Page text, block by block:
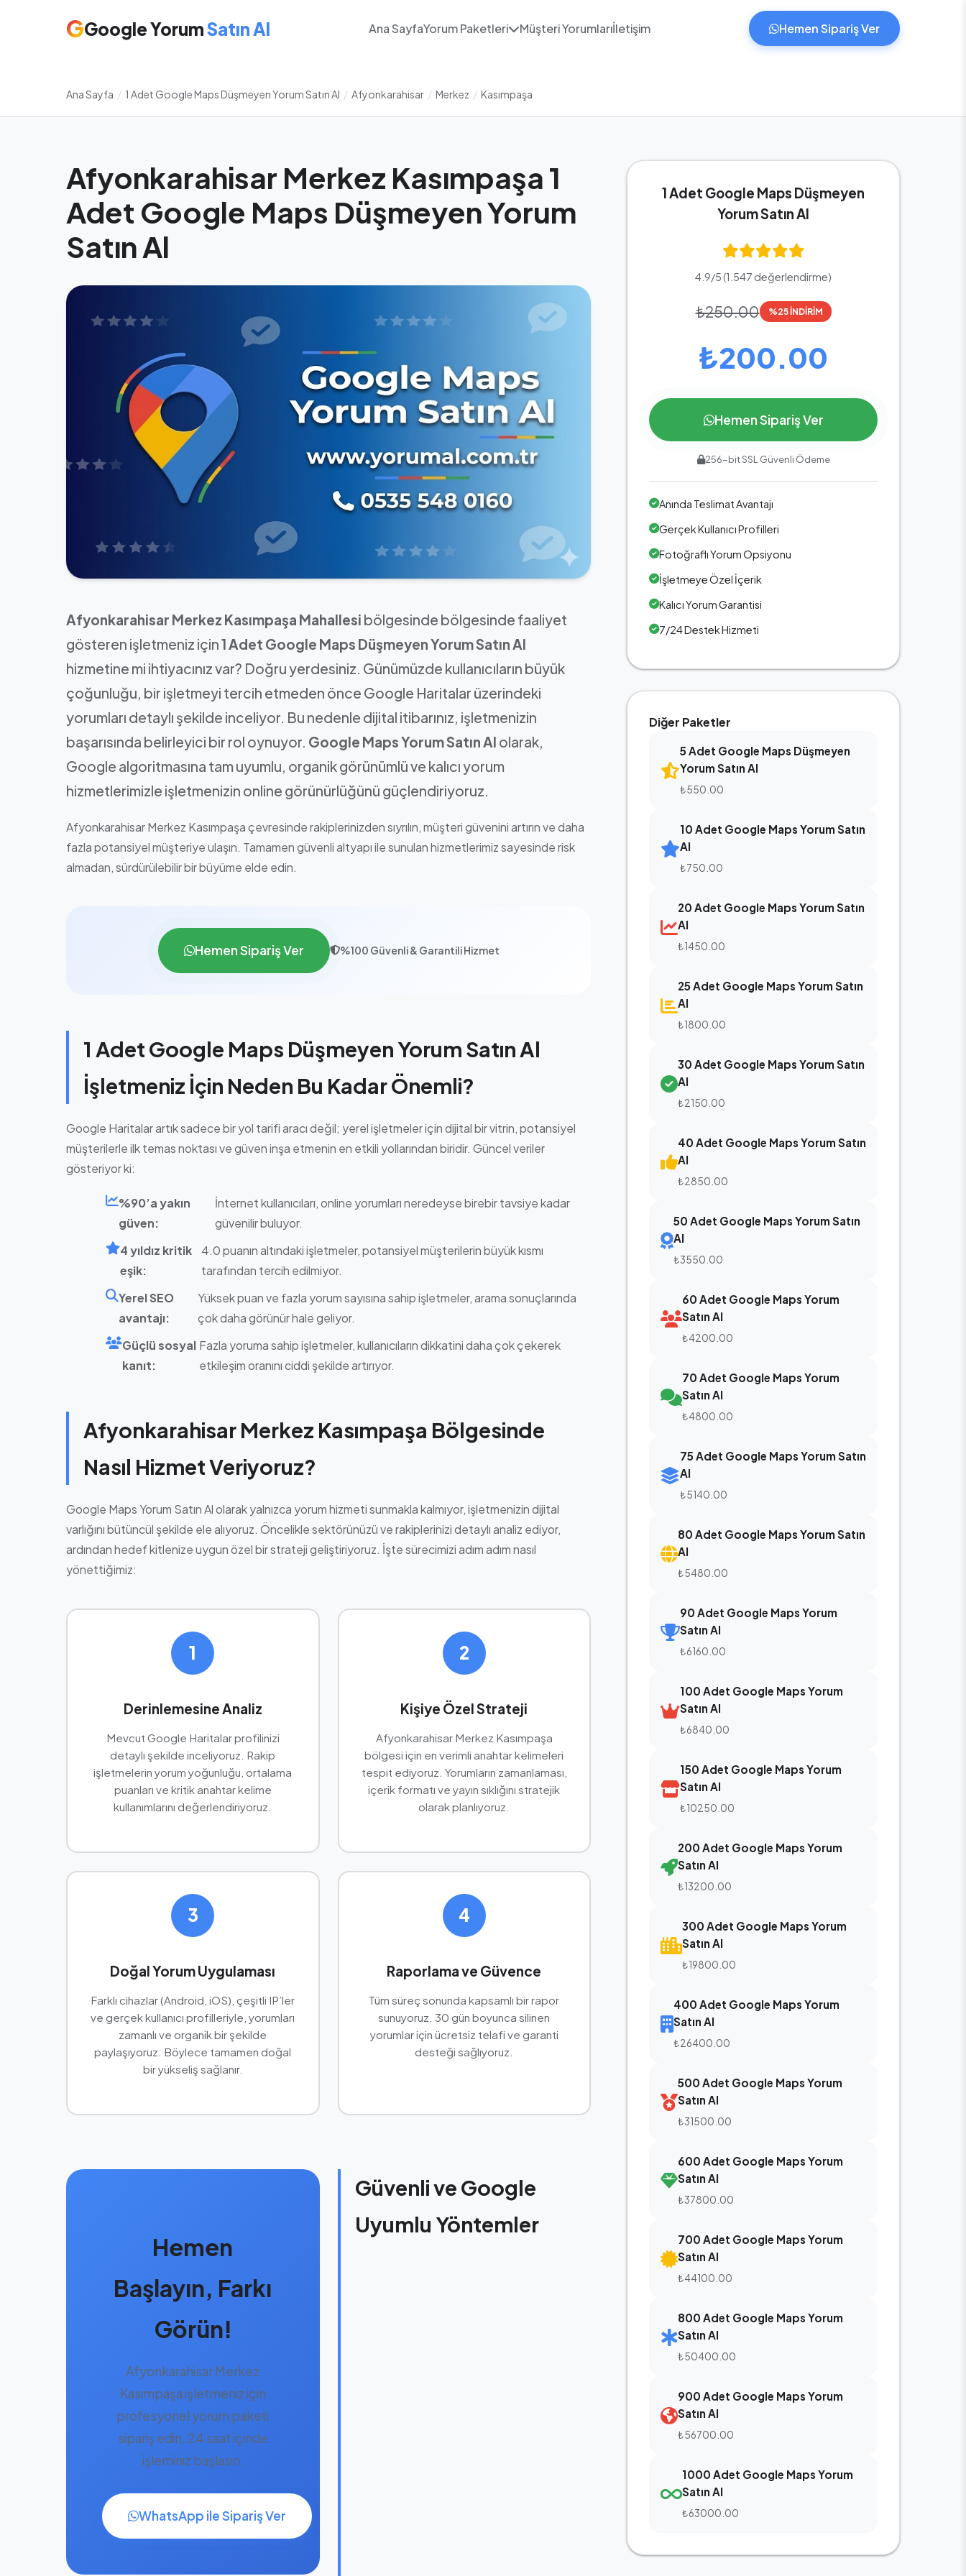
GGoogle YorumSatın Al Ana SayfaYorum Paketleri Müşteri Yorumlarıİletişim Hemen Sipariş Ver
Ana Sayfa / 1 Adet Google Maps Düşmeyen Yorum Satın Al / Afyonkarahisar / Merkez / Kasımpaşa
Afyonkarahisar Merkez Kasımpaşa 1
Adet Google Maps Düşmeyen Yorum
Satın Al
Afyonkarahisar Merkez Kasımpaşa Mahallesi bölgesinde bölgesinde faaliyet
gösteren işletmeniz için1 Adet Google Maps Düşmeyen Yorum Satın Al
hizmetine mi ihtiyacınız var? Doğru yerdesiniz. Günümüzde kullanıcıların büyük
çoğunluğu, bir işletmeyi tercih etmeden önce Google Haritalar üzerindeki
yorumları detaylı şekilde inceliyor. Bu nedenle dijital itibarınız, işletmenizin
başarısında belirleyici bir rol oynuyor. Google Maps Yorum Satın Al olarak,
Google algoritmasına tam uyumlu, organik görünümlü ve kalıcı yorum
hizmetlerimizle işletmenizin online görünürlüğünü güçlendiriyoruz.
Afyonkarahisar Merkez Kasımpaşa çevresinde rakiplerinizden sıyrılın, müşteri güvenini artırın ve daha
fazla potansiyel müşteriye ulaşın. Tamamen güvenli altyapı ile sunulan hizmetlerimiz sayesinde risk
almadan, sürdürülebilir bir büyüme elde edin.
Hemen Sipariş Ver %100 Güvenli & Garantili Hizmet
1 Adet Google Maps Düşmeyen Yorum Satın Al
İşletmeniz İçin Neden Bu Kadar Önemli?
Google Haritalar artık sadece bir yol tarifi aracı değil; yerel işletmeler için dijital bir vitrin, potansiyel
müşterilerle ilk temas noktası ve güven inşa etmenin en etkili yollarından biridir. Güncel veriler
gösteriyor ki:
%90’a yakın
güven:
İnternet kullanıcıları, online yorumları neredeyse birebir tavsiye kadar
güvenilir buluyor.
4 yıldız kritik
eşik:
4.0 puanın altındaki işletmeler, potansiyel müşterilerin büyük kısmı
tarafından tercih edilmiyor.
Yerel SEO
avantajı:
Yüksek puan ve fazla yorum sayısına sahip işletmeler, arama sonuçlarında
çok daha görünür hale geliyor.
Güçlü sosyal
kanıt:
Fazla yoruma sahip işletmeler, kullanıcıların dikkatini daha çok çekerek
etkileşim oranını ciddi şekilde artırıyor.
Afyonkarahisar Merkez Kasımpaşa Bölgesinde
Nasıl Hizmet Veriyoruz?
Google Maps Yorum Satın Al olarak yalnızca yorum hizmeti sunmakla kalmıyor, işletmenizin dijital
varlığını bütüncül şekilde ele alıyoruz. Öncelikle sektörünüzü ve rakiplerinizi detaylı analiz ediyor,
ardından hedef kitlenize uygun özel bir strateji geliştiriyoruz. İşte sürecimizi adım adım nasıl
yönettiğimiz:
1
Derinlemesine Analiz
Mevcut Google Haritalar profilinizi
detaylı şekilde inceliyoruz. Rakip
işletmelerin yorum yoğunluğu, ortalama
puanları ve kritik anahtar kelime
kullanımlarını değerlendiriyoruz.
2
Kişiye Özel Strateji
Afyonkarahisar Merkez Kasımpaşa
bölgesi için en verimli anahtar kelimeleri
tespit ediyoruz. Yorumların zamanlaması,
içerik formatı ve yayın sıklığını stratejik
olarak planlıyoruz.
3
Doğal Yorum Uygulaması
Farklı cihazlar (Android, iOS), çeşitli IP’ler
ve gerçek kullanıcı profilleriyle, yorumları
zamanlı ve organik bir şekilde
paylaşıyoruz. Böylece tamamen doğal
bir yükseliş sağlanır.
4
Raporlama ve Güvence
Tüm süreç sonunda kapsamlı bir rapor
sunuyoruz. 30 gün boyunca silinen
yorumlar için ücretsiz telafi ve garanti
desteği sağlıyoruz.
Hemen
Başlayın, Farkı
Görün!
Afyonkarahisar Merkez
Kasımpaşa işletmeniz için
profesyonel yorum paketi
sipariş edin, 24 saat içinde
işleminiz başlasın.
WhatsApp ile Sipariş Ver
Güvenli ve Google
Uyumlu Yöntemler
1 Adet Google Maps Düşmeyen
Yorum Satın Al
4.9/5 (1.547 değerlendirme)
₺250.00 %25 İNDİRİM
₺200.00
Hemen Sipariş Ver
256-bit SSL Güvenli Ödeme
Anında Teslimat Avantajı
Gerçek Kullanıcı Profilleri
Fotoğraflı Yorum Opsiyonu
İşletmeye Özel İçerik
Kalıcı Yorum Garantisi
7/24 Destek Hizmeti
Diğer Paketler
5 Adet Google Maps Düşmeyen
Yorum Satın Al
₺550.00
10 Adet Google Maps Yorum Satın
Al
₺750.00
20 Adet Google Maps Yorum Satın
Al
₺1450.00
25 Adet Google Maps Yorum Satın
Al
₺1800.00
30 Adet Google Maps Yorum Satın
Al
₺2150.00
40 Adet Google Maps Yorum Satın
Al
₺2850.00
50 Adet Google Maps Yorum Satın
Al
₺3550.00
60 Adet Google Maps Yorum
Satın Al
₺4200.00
70 Adet Google Maps Yorum
Satın Al
₺4800.00
75 Adet Google Maps Yorum Satın
Al
₺5140.00
80 Adet Google Maps Yorum Satın
Al
₺5480.00
90 Adet Google Maps Yorum
Satın Al
₺6160.00
100 Adet Google Maps Yorum
Satın Al
₺6840.00
150 Adet Google Maps Yorum
Satın Al
₺10250.00
200 Adet Google Maps Yorum
Satın Al
₺13200.00
300 Adet Google Maps Yorum
Satın Al
₺19800.00
400 Adet Google Maps Yorum
Satın Al
₺26400.00
500 Adet Google Maps Yorum
Satın Al
₺31500.00
600 Adet Google Maps Yorum
Satın Al
₺37800.00
700 Adet Google Maps Yorum
Satın Al
₺44100.00
800 Adet Google Maps Yorum
Satın Al
₺50400.00
900 Adet Google Maps Yorum
Satın Al
₺56700.00
1000 Adet Google Maps Yorum
Satın Al
₺63000.00